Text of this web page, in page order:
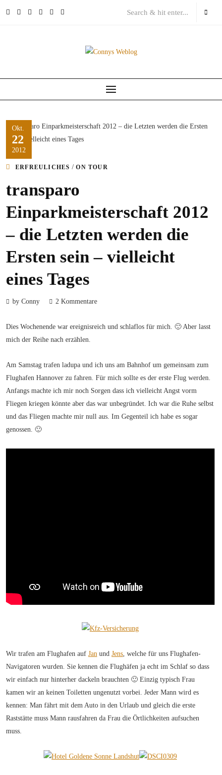
Okt.
22
2012
ERFREULICHES /ON TOUR
transparo
Einparkmeisterschaft 2012
– die Letzten werden die
Ersten sein – vielleicht
eines Tages
by Conny 2 Kommentare
Dies Wochenende war ereignisreich und schlaflos für mich. 🙂 Aber lasst
mich der Reihe nach erzählen.
Am Samstag trafen ladupa und ich uns am Bahnhof um gemeinsam zum
Flughafen Hannover zu fahren. Für mich sollte es der erste Flug werden.
Anfangs machte ich mir noch Sorgen dass ich vielleicht Angst vorm
Fliegen kriegen könnte aber das war unbegründet. Ich war die Ruhe selbst
und das Fliegen machte mir null aus. Im Gegenteil ich habe es sogar
genossen. 🙂
Wir trafen am Flughafen auf Jan und Jens , welche für uns Flughafen-
Navigatoren wurden. Sie kennen die Flughäfen ja echt im Schlaf so dass
wir einfach nur hinterher dackeln brauchten 🙂 Einzig typisch Frau
kamen wir an keinen Toiletten ungenutzt vorbei. Jeder Mann wird es
kennen: Man fährt mit dem Auto in den Urlaub und gleich die erste
Raststätte muss Mann rausfahren da Frau die Örtlichkeiten aufsuchen
muss.